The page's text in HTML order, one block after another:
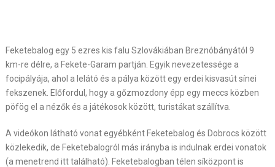
Feketebalog egy 5 ezres kis falu Szlovákiában Breznóbányától 9
km-re délre, a Fekete-Garam partján. Egyik nevezetessége a
focipályája, ahol a lelátó és a pálya között egy erdei kisvasút sínei
fekszenek. Előfordul, hogy a gőzmozdony épp egy meccs közben
pöfög el a nézők és a játékosok között, turistákat szállítva.
A videókon látható vonat egyébként Feketebalog és Dobrocs között
közlekedik, de Feketebalogról más irányba is indulnak erdei vonatok
(a menetrend itt található). Feketebalogban télen síközpont is